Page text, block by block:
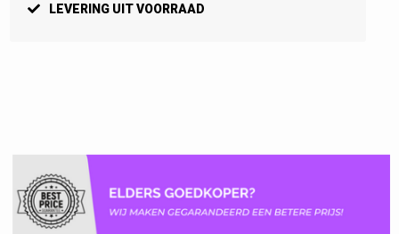
LEVERING UIT VOORRAAD